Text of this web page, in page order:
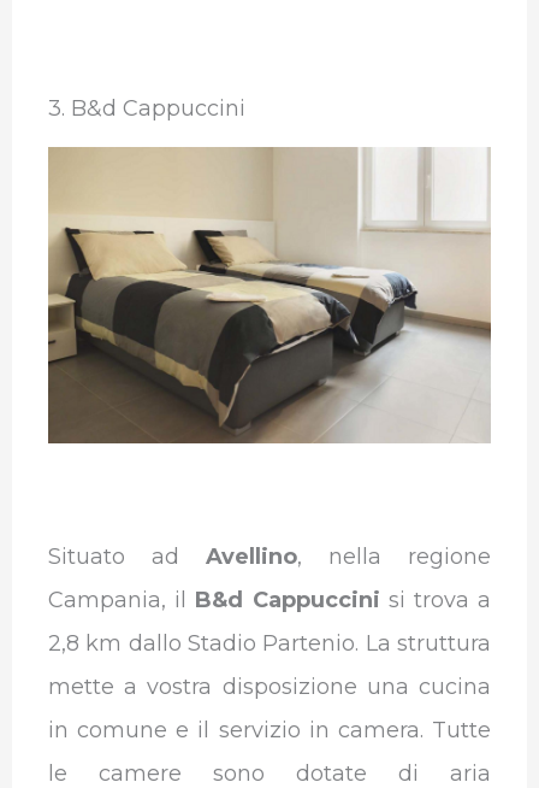
3. B&d Cappuccini
Situato ad Avellino, nella regione
Campania, il B&d Cappuccini si trova a
2,8 km dallo Stadio Partenio. La struttura
mette a vostra disposizione una cucina
in comune e il servizio in camera. Tutte
le camere sono dotate di aria